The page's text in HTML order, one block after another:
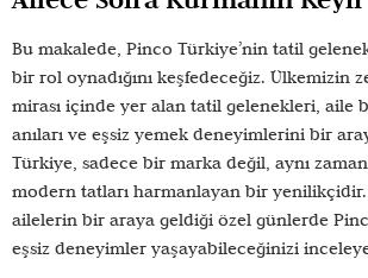
Bu makalede, Pinco Türkiye’nin tatil
bir rol oynadığını keşfedeceğiz. Ülkemizin
mirası içinde yer alan tatil gelenekleri, aile
anıları ve eşsiz yemek deneyimlerini bir
Türkiye, sadece bir marka değil, aynı
modern tatları harmanlayan bir yenilikçidir.
ailelerin bir araya geldiği özel günlerde
eşsiz deneyimler yaşayabileceğinizi